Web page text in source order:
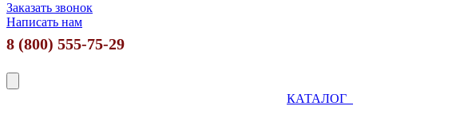
Заказать звонок
Написать нам
8 (800) 555-75-29
КАТАЛОГ